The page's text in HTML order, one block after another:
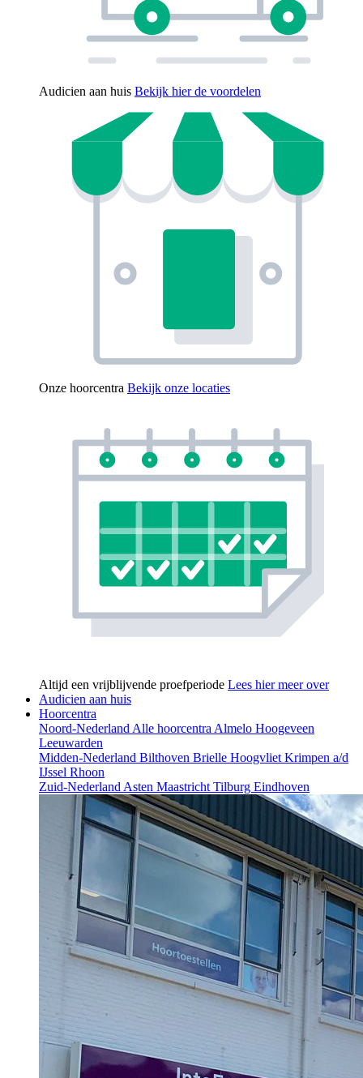
Audicien aan huis Bekijk hier de voordelen
Onze hoorcentra Bekijk onze locaties
Altijd een vrijblijvende proefperiode Lees hier meer over
Audicien aan huis
Hoorcentra
Noord-Nederland Alle hoorcentra Almelo Hoogeveen
Leeuwarden
Midden-Nederland Bilthoven Brielle Hoogvliet Krimpen a/d
IJssel Rhoon
Zuid-Nederland Asten Maastricht Tilburg Eindhoven